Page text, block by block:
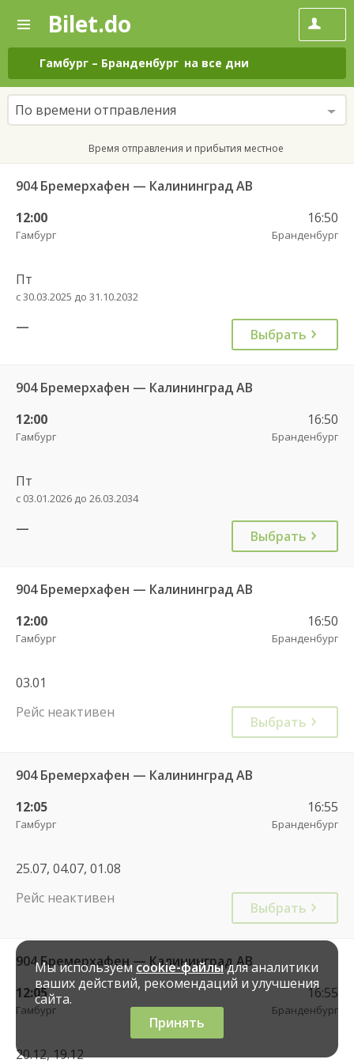
—
Поиск
и
покупка
билетов
на
автобус
онлайн
Bilet.do
Гамбург – Бранденбург на все дни
По времени отправления
Время отправления и прибытия местное
904 Бремерхафен — Калининград АВ
12:00
Гамбург
16:50
Бранденбург
Пт
с 30.03.2025 до 31.10.2032
— Выбрать
904 Бремерхафен — Калининград АВ
12:00
Гамбург
16:50
Бранденбург
Пт
с 03.01.2026 до 26.03.2034
— Выбрать
904 Бремерхафен — Калининград АВ
12:00
Гамбург
16:50
Бранденбург
03.01
Рейс неактивен
Выбрать
904 Бремерхафен — Калининград АВ
12:05
Гамбург
16:55
Бранденбург
25.07, 04.07, 01.08
Рейс неактивен
Выбрать
904 Бремерхафен — Калининград АВ
12:05
Гамбург
16:55
Бранденбург
20.12, 19.12
Мы используемcookie-файлыдля аналитики
ваших действий, рекомендаций и улучшения
сайта.
Принять